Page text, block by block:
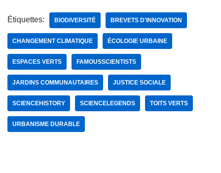
Étiquettes: BIODIVERSITÉ BREVETS D'INNOVATION
CHANGEMENT CLIMATIQUE ÉCOLOGIE URBAINE
ESPACES VERTS FAMOUSSCIENTISTS
JARDINS COMMUNAUTAIRES JUSTICE SOCIALE
SCIENCEHISTORY SCIENCELEGENDS TOITS VERTS
URBANISME DURABLE